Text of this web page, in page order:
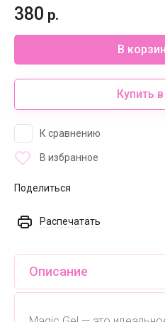
380 р.
В
Купить
К сравнению
В избранное
Поделиться
Распечатать
Описание